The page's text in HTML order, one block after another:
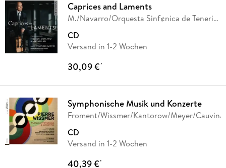
Caprices and Laments
M./Navarro/Orquesta Sinf¢nica de Tenerife
CD
Versand in 1-2 Wochen
30,09 €*
Symphonische Musik und Konzerte
Froment/Wissmer/Kantorow/Meyer/
CD
Versand in 1-2 Wochen
40,39 €*